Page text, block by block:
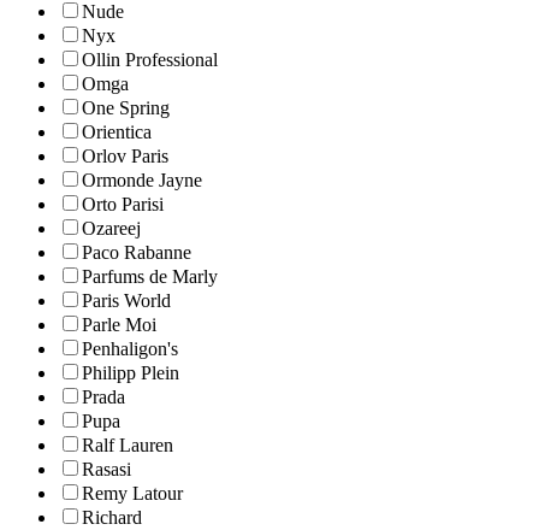
Nude
Nyx
Ollin Professional
Omga
One Spring
Orientica
Orlov Paris
Ormonde Jayne
Orto Parisi
Ozareej
Paco Rabanne
Parfums de Marly
Paris World
Parle Moi
Penhaligon's
Philipp Plein
Prada
Pupa
Ralf Lauren
Rasasi
Remy Latour
Richard